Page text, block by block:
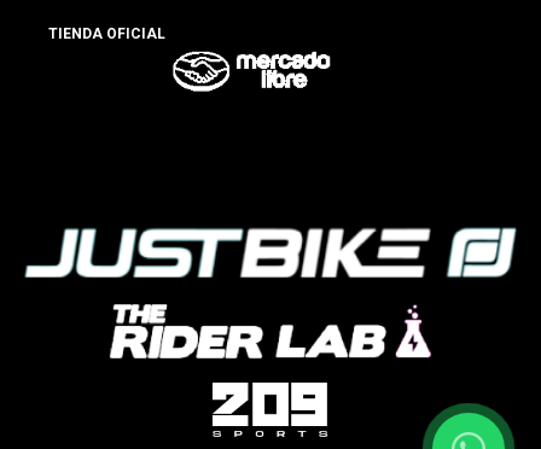
TIENDA OFICIAL